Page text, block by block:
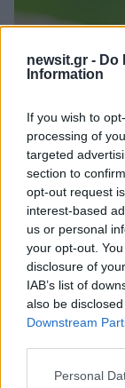
newsit.gr - Do
Information
If you wish to
processing of
targeted
section to
opt-out request
interest-based
us or personal
your opt-out.
disclosure of
IAB’s list of
also be
Downstream
Please note
Personal
Ιός Δυτικού
Αττική τα
κρούσματα –
τις